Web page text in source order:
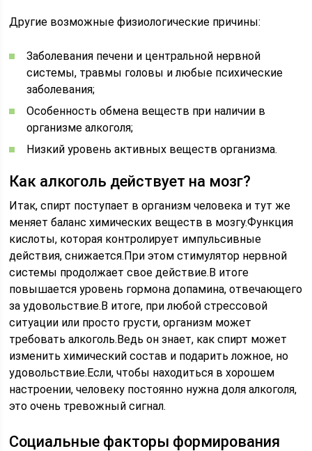
Другие возможные физиологические причины:
Заболевания печени и центральной нервной
системы, травмы головы и любые психические
заболевания;
Особенность обмена веществ при наличии в
организме алкоголя;
Низкий уровень активных веществ организма.
Как алкоголь действует на мозг?
Итак, спирт поступает в организм человека и тут же
меняет баланс химических веществ в мозгу.Функция
кислоты, которая контролирует импульсивные
действия, снижается.При этом стимулятор нервной
системы продолжает свое действие.В итоге
повышается уровень гормона допамина, отвечающего
за удовольствие.В итоге, при любой стрессовой
ситуации или просто грусти, организм может
требовать алкоголь.Ведь он знает, как спирт может
изменить химический состав и подарить ложное, но
удовольствие.Если, чтобы находиться в хорошем
настроении, человеку постоянно нужна доля алкоголя,
это очень тревожный сигнал.
Социальные факторы формирования